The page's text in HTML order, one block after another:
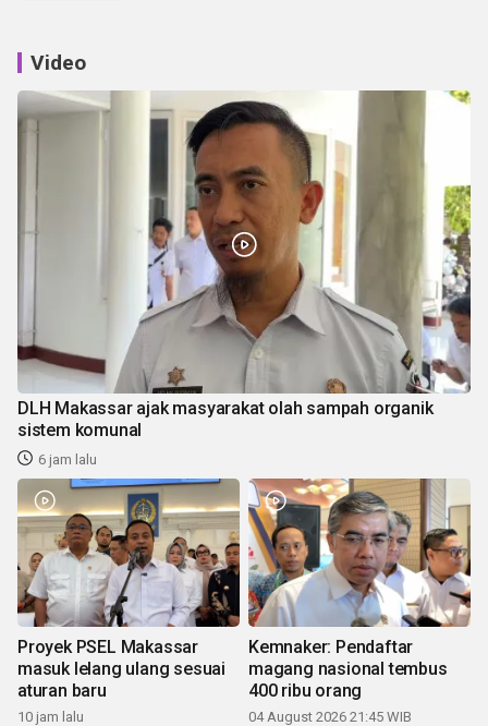
Video
DLH Makassar ajak masyarakat olah sampah organik
sistem komunal
6 jam lalu
Proyek PSEL Makassar
masuk lelang ulang sesuai
aturan baru
10 jam lalu
Kemnaker: Pendaftar
magang nasional tembus
400 ribu orang
04 August 2026 21:45 WIB